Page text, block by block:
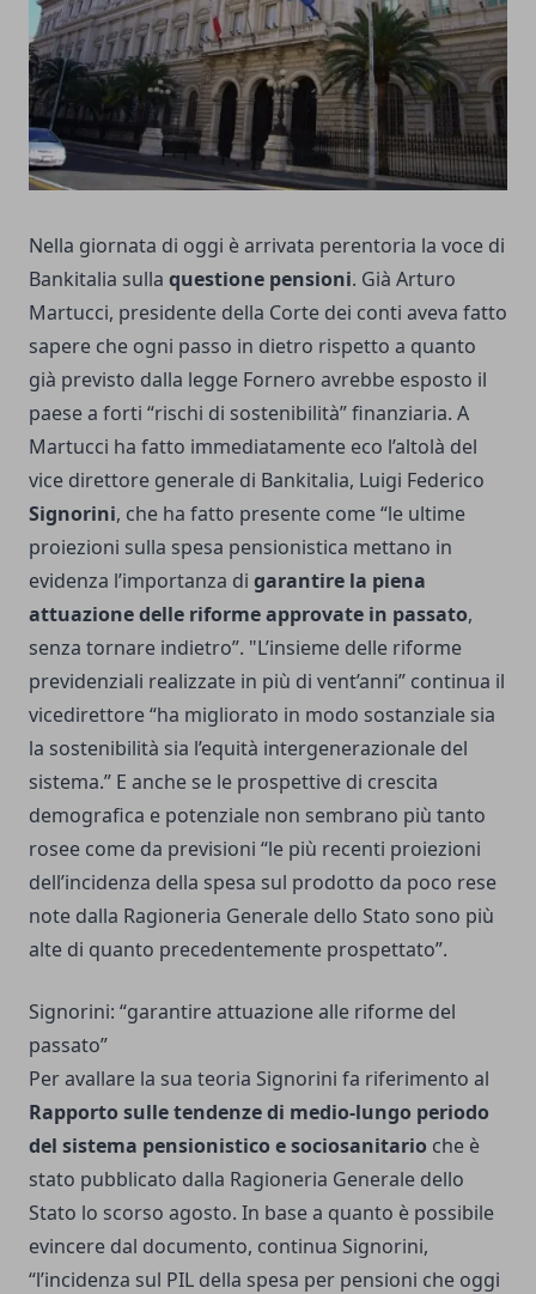
Nella giornata di oggi è arrivata perentoria la voce di
Bankitalia sulla questione pensioni. Già Arturo
Martucci, presidente della Corte dei conti aveva fatto
sapere che ogni passo in dietro rispetto a quanto
già previsto dalla legge Fornero avrebbe esposto il
paese a forti “rischi di sostenibilità” finanziaria. A
Martucci ha fatto immediatamente eco l’altolà del
vice direttore generale di Bankitalia, Luigi Federico
Signorini, che ha fatto presente come “le ultime
proiezioni sulla spesa pensionistica mettano in
evidenza l’importanza di garantire la piena
attuazione delle riforme approvate in passato,
senza tornare indietro”. "L’insieme delle riforme
previdenziali realizzate in più di vent’anni” continua il
vicedirettore “ha migliorato in modo sostanziale sia
la sostenibilità sia l’equità intergenerazionale del
sistema.” E anche se le prospettive di crescita
demografica e potenziale non sembrano più tanto
rosee come da previsioni “le più recenti proiezioni
dell’incidenza della spesa sul prodotto da poco rese
note dalla Ragioneria Generale dello Stato sono più
alte di quanto precedentemente prospettato”.
Signorini: “garantire attuazione alle riforme del
passato”
Per avallare la sua teoria Signorini fa riferimento al
Rapporto sulle tendenze di medio-lungo periodo
del sistema pensionistico e sociosanitario che è
stato pubblicato dalla Ragioneria Generale dello
Stato lo scorso agosto. In base a quanto è possibile
evincere dal documento, continua Signorini,
“l’incidenza sul PIL della spesa per pensioni che oggi